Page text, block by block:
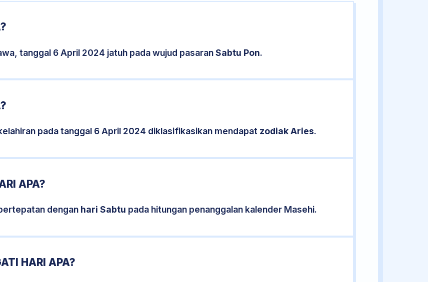
tanggal 6 April 2024 jatuh pada wujud pasaranSabtu Pon.
pada tanggal 6 April 2024 diklasifikasikan mendapat zodiak Aries.
APA?
dengan hari Sabtu pada hitungan penanggalan kalender Masehi.
HARI APA?